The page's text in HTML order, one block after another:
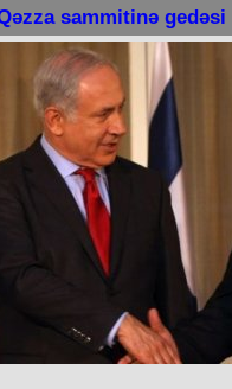
sammitinə